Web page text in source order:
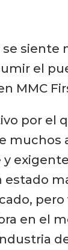
se siente
el
MMC
por el
muchos
estado
pero
en el